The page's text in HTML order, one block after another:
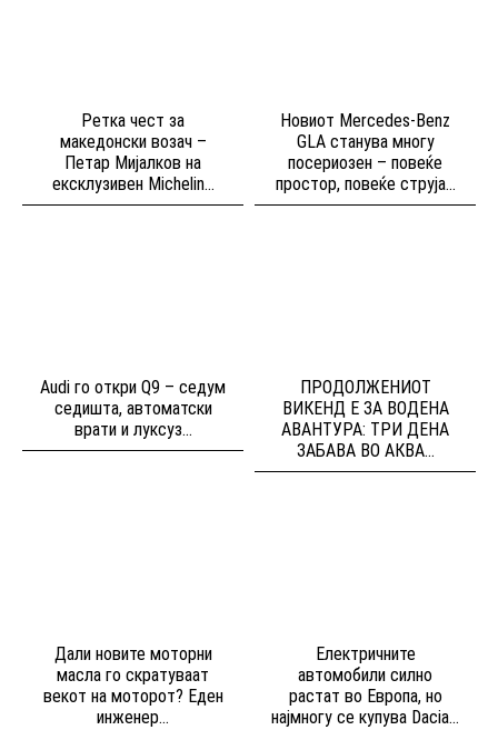
Ретка чест за
македонски возач –
Петар Мијалков на
ексклузивен Michelin...
Новиот Mercedes-Benz
GLA станува многу
посериозен – повеќе
простор, повеќе струја...
Audi го откри Q9 – седум
седишта, автоматски
врати и луксуз...
ПРОДОЛЖЕНИОТ
ВИКЕНД Е ЗА ВОДЕНА
АВАНТУРА: ТРИ ДЕНА
ЗАБАВА ВО АКВА...
Дали новите моторни
масла го скратуваат
векот на моторот? Еден
инженер...
Електричните
автомобили силно
растат во Европа, но
најмногу се купува Dacia...